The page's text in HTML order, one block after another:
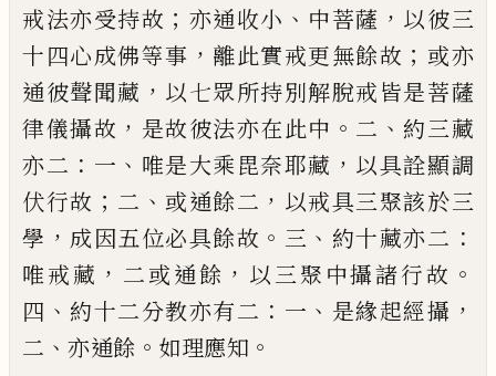
戒法亦受持故 ； 亦通收小 、 中菩薩 ， 以彼三
十四心成佛等事 ， 離此實戒更無餘故 ； 或亦
通彼聲聞藏 ， 以七眾所持別解脫戒皆是菩薩
律儀攝故 ， 是故彼法亦在此中 。 二 、 約三藏
亦二 ： 一 、 唯是大乘毘奈耶藏 ， 以具詮顯調
伏行故 ； 二 、 或通餘二 ， 以戒具三聚該於三
學 ， 成因五位必具餘故 。 三 、 約十藏亦二 ：
唯戒藏 ， 二或通餘 ， 以三聚中攝諸行故 。
四 、 約十二分教亦有二 ： 一 、 是緣起經攝 ，
二 、 亦通餘 。 如理應知 。